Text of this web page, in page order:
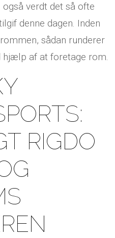
verdt det så ofte
denne dagen. Inden
sådan runderer
hjælp af at foretage rom.
RIGDO